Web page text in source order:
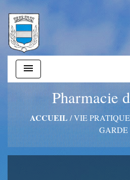
menu
Pharmacie
ACCUEIL /VIE PRATIQUE
GARDE